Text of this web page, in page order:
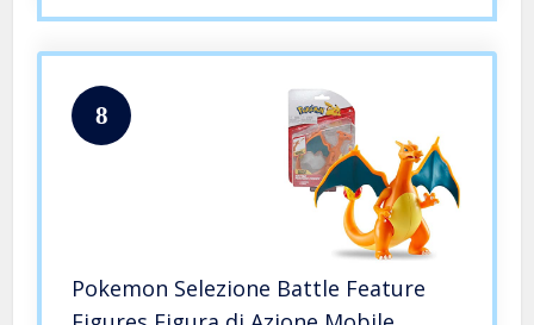
8
Pokemon Selezione Battle Feature